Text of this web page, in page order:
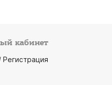
кабинет
Регистрация